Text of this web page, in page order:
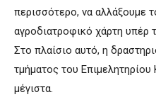
περισσότερο, να αλλάξουμε
αγροδιατροφικό χάρτη υπέρ
Στο πλαίσιο αυτό, η
τμήματος του
μέγιστα.